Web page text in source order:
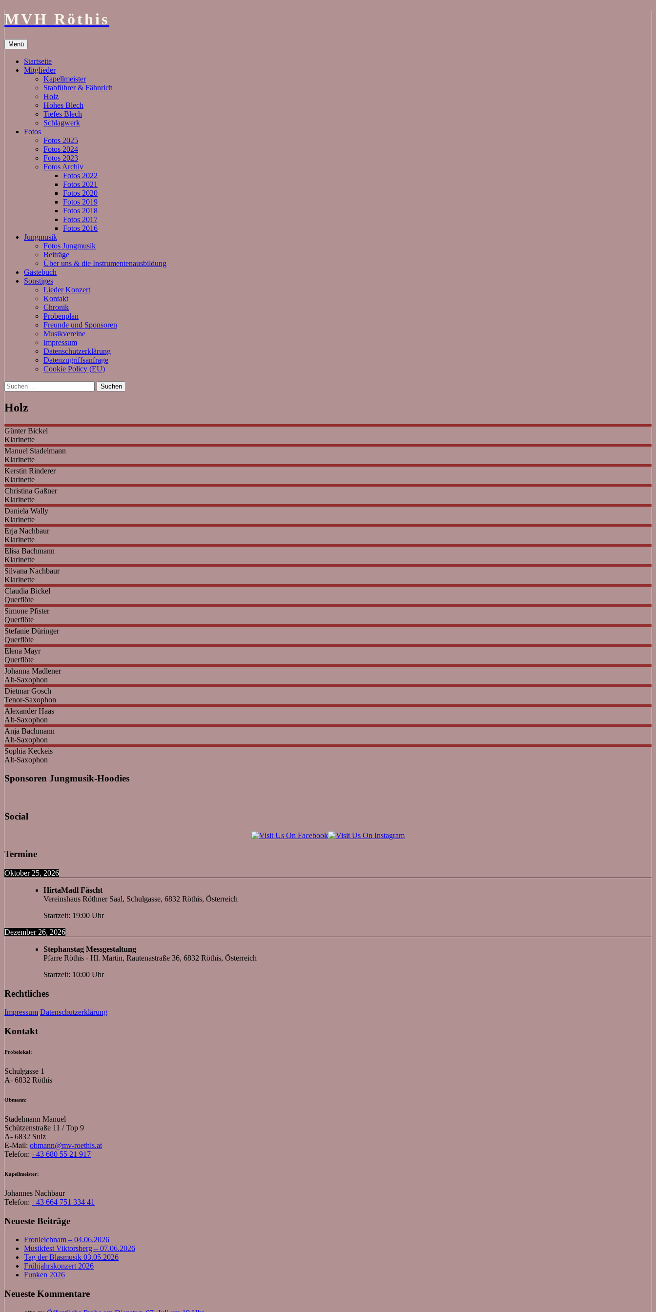
MVH Röthis
Menü
Inhalt
springen
Startseite
Mitglieder
Kapellmeister
Stabführer & Fähnrich
Holz
Hohes Blech
Tiefes Blech
Schlagwerk
Fotos
Fotos 2025
Fotos 2024
Fotos 2023
Fotos Archiv
Fotos 2022
Fotos 2021
Fotos 2020
Fotos 2019
Fotos 2018
Fotos 2017
Fotos 2016
Jungmusik
Fotos Jungmusik
Beiträge
Über uns & die Instrumentenausbildung
Gästebuch
Sonstiges
Lieder Konzert
Kontakt
Chronik
Probenplan
Freunde und Sponsoren
Musikvereine
Impressum
Datenschutzerklärung
Datenzugriffsanfrage
Cookie Policy (EU)
Suchen
nach:
Holz
Günter Bickel
Klarinette
Manuel Stadelmann
Klarinette
Kerstin Rinderer
Klarinette
Christina Gaßner
Klarinette
Daniela Wally
Klarinette
Erja Nachbaur
Klarinette
Elisa Bachmann
Klarinette
Silvana Nachbaur
Klarinette
Claudia Bickel
Querflöte
Simone Pfister
Querflöte
Stefanie Düringer
Querflöte
Elena Mayr
Querflöte
Johanna Madlener
Alt-Saxophon
Dietmar Gosch
Tenor-Saxophon
Alexander Haas
Alt-Saxophon
Anja Bachmann
Alt-Saxophon
Sophia Keckeis
Alt-Saxophon
Sponsoren Jungmusik-Hoodies
Social
Termine
Oktober 25, 2026
HirtaMadl Fäscht
Vereinshaus Röthner Saal, Schulgasse, 6832 Röthis, Österreich
Startzeit: 19:00 Uhr
Dezember 26, 2026
Stephanstag Messgestaltung
Pfarre Röthis - Hl. Martin, Rautenastraße 36, 6832 Röthis, Österreich
Startzeit: 10:00 Uhr
Rechtliches
Impressum Datenschutzerklärung
Kontakt
Probelokal:
Schulgasse 1
A- 6832 Röthis
Obmann:
Stadelmann Manuel
Schützenstraße 11 / Top 9
A- 6832 Sulz
E-Mail: obmann@mv-roethis.at
Telefon: +43 680 55 21 917
Kapellmeister:
Johannes Nachbaur
Telefon: +43 664 751 334 41
Neueste Beiträge
Fronleichnam – 04.06.2026
Musikfest Viktorsberg – 07.06.2026
Tag der Blasmusik 03.05.2026
Frühjahrskonzert 2026
Funken 2026
Neueste Kommentare